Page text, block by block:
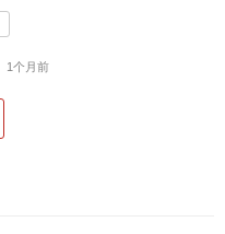
1个月前